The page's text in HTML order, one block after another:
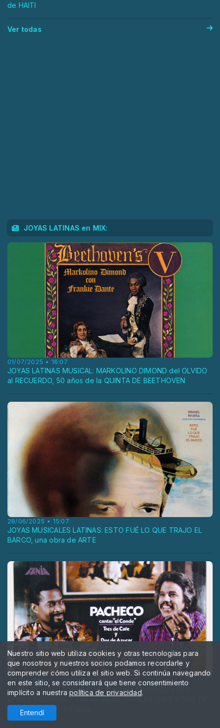
de HAITI
Ver todas
JOYAS LATINAS en MIX:
01/07/2025 • 16:07
JOYAS LATINAS MUSICAL: MARKOLINO DIMOND del OLVIDO
al RECUERDO, 50 años de la QUINTA DE BEETHOVEN
28/06/2025 • 15:07
JOYAS MUSICALES LATINAS: ESTO FUÉ LO QUE TRAJO EL
BARCO, una obra de ARTE
27/06/2025 • 09:17
JOYAS MUSICALES LATINAS: JOHNNY PACHECO y PET
CONDE RODRIGUEZ con su álbum, TRES DE CAFE Y DOS DE
AZUCAR cumple 50 años
Nuestro sitio web utiliza cookies y otras tecnologías para
que nosotros y nuestros socios podamos recordarle y
comprender cómo utiliza el sitio web. Si continúa navegando
en este sitio, se considerará que tiene consentimiento
implícito a nuestrapolítica de privacidad.
Entendí